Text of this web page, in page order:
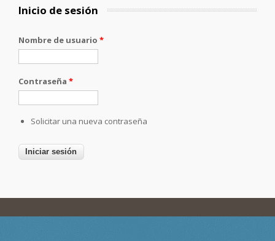
Inicio de sesión
Nombre de usuario *
Contraseña *
Solicitar una nueva contraseña